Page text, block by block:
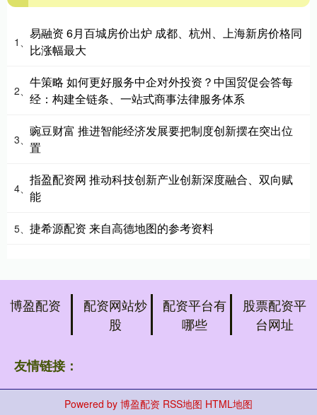
1、
易融资 6月百城房价出炉 成都、杭州、上海新房价格同
比涨幅最大
2、
牛策略 如何更好服务中企对外投资？中国贸促会答每
经：构建全链条、一站式商事法律服务体系
3、
豌豆财富 推进智能经济发展要把制度创新摆在突出位
置
4、
指盈配资网 推动科技创新产业创新深度融合、双向赋
能
5、 捷希源配资 来自高德地图的参考资料
博盈配资
配资网站炒
股
配资平台有
哪些
股票配资平
台网址
友情链接：
Powered by 博盈配资 RSS地图 HTML地图